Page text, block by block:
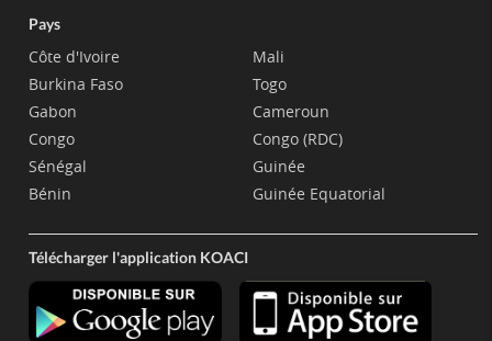
Pays
Côte d'Ivoire
Burkina Faso
Gabon
Congo
Sénégal
Bénin
Mali
Togo
Cameroun
Congo (RDC)
Guinée
Guinée Equatorial
Télécharger l'application KOACI